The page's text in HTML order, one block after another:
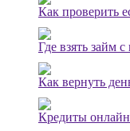
Как проверить
Где взять займ
Как вернуть
Кредиты